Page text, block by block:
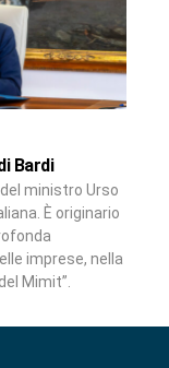
Bardi
ministro Urso
È originario
imprese, nella
Mimit”.